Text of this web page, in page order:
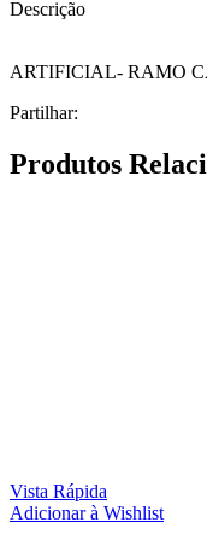
Descrição
ARTIFICIAL- RAMO
Partilhar:
Produtos
Vista Rápida
Adicionar à Wishlist